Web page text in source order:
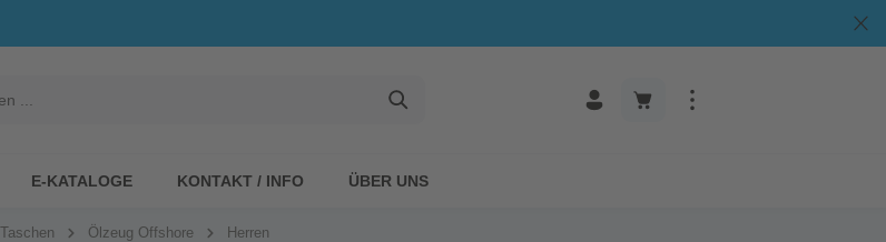
E-KATALOGE KONTAKT / INFO ÜBER UNS
Ölzeug Offshore Herren